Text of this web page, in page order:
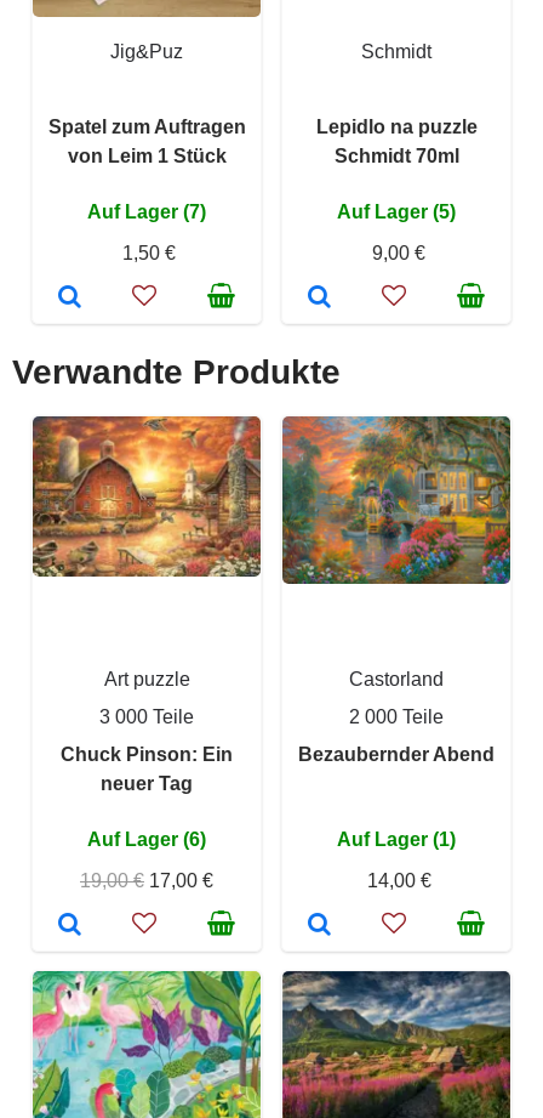
Jig&Puz
Spatel zum Auftragen
von Leim 1 Stück
Auf Lager (7)
1,50 €
Schmidt
Lepidlo na puzzle
Schmidt 70ml
Auf Lager (5)
9,00 €
Verwandte Produkte
Art puzzle
3 000 Teile
Chuck Pinson: Ein
neuer Tag
Auf Lager (6)
19,00 € 17,00 €
Castorland
2 000 Teile
Bezaubernder Abend
Auf Lager (1)
14,00 €